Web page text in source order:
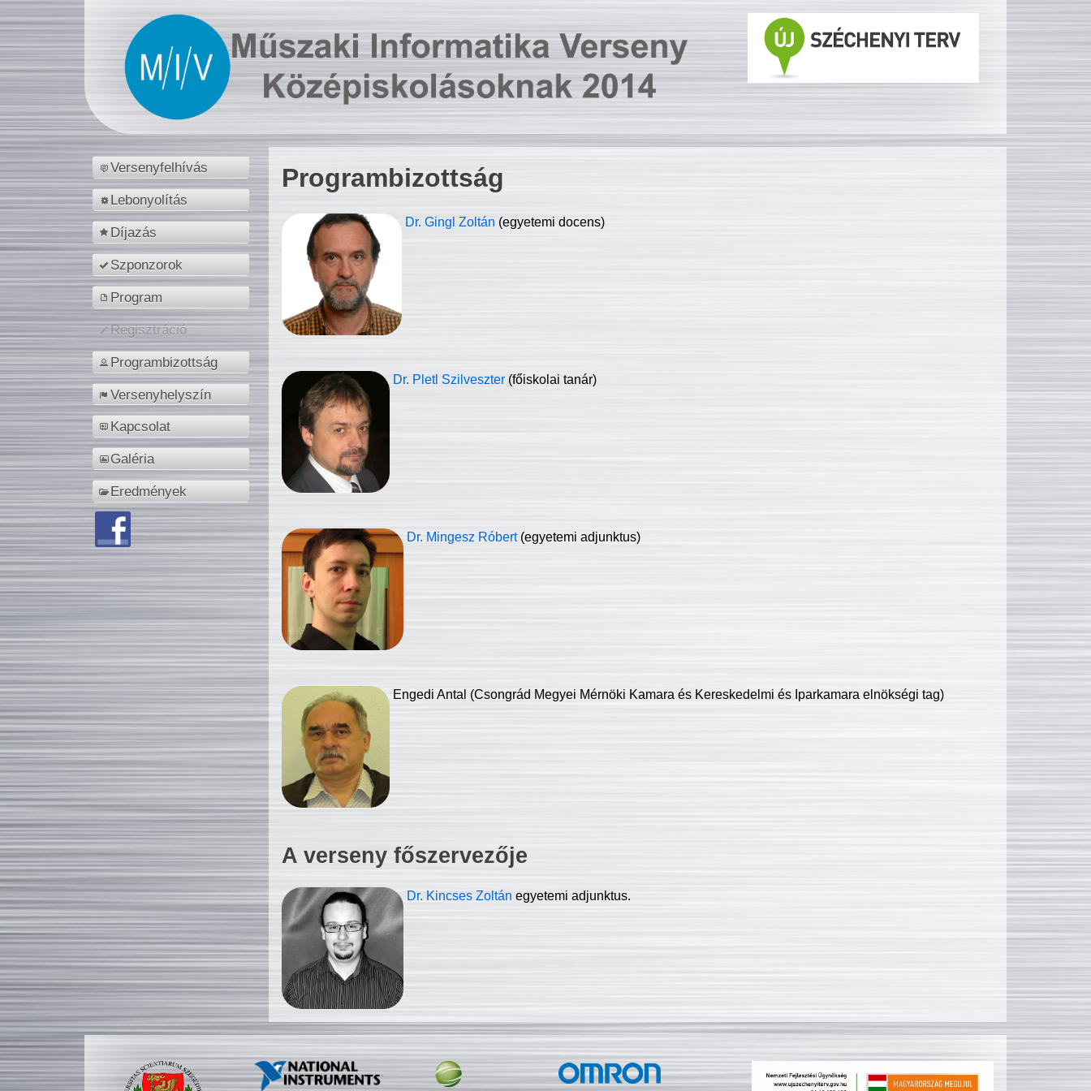
Versenyfelhívás
Lebonyolítás
Díjazás
Szponzorok
Program
Regisztráció
Programbizottság
Versenyhelyszín
Kapcsolat
Galéria
Eredmények
Programbizottság
Dr. Gingl Zoltán (egyetemi docens)
Dr. Pletl Szilveszter (főiskolai tanár)
Dr. Mingesz Róbert (egyetemi adjunktus)
Engedi Antal (Csongrád Megyei Mérnöki Kamara és Kereskedelmi és Iparkamara elnökségi tag)
A verseny főszervezője
Dr. Kincses Zoltán egyetemi adjunktus.